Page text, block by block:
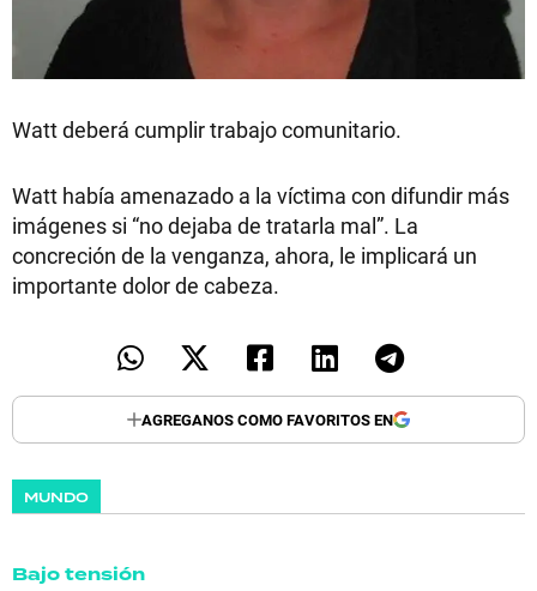
Watt deberá cumplir trabajo comunitario.
Watt había amenazado a la víctima con difundir más
imágenes si “no dejaba de tratarla mal”. La
concreción de la venganza, ahora, le implicará un
importante dolor de cabeza.
AGREGANOS COMO FAVORITOS EN
MUNDO
Bajo tensión